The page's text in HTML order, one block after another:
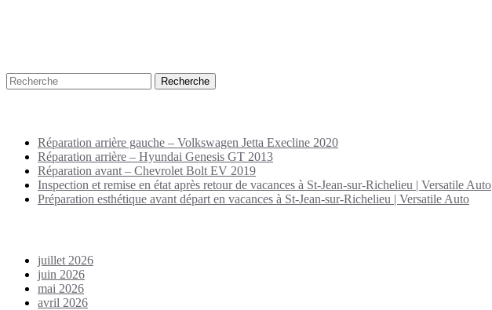
Réparation arrière gauche – Volkswagen Jetta Execline 2020
Réparation arrière – Hyundai Genesis GT 2013
Réparation avant – Chevrolet Bolt EV 2019
Inspection et remise en état après retour de vacances à St-Jean-sur-Richelieu | Versatile Auto
Préparation esthétique avant départ en vacances à St-Jean-sur-Richelieu | Versatile Auto
juillet 2026
juin 2026
mai 2026
avril 2026